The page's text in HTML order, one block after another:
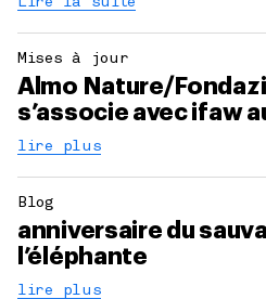
Mises à jour
Almo Nature/
s’associe avec ifaw
lire plus
Blog
anniversaire du
l’éléphante
lire plus